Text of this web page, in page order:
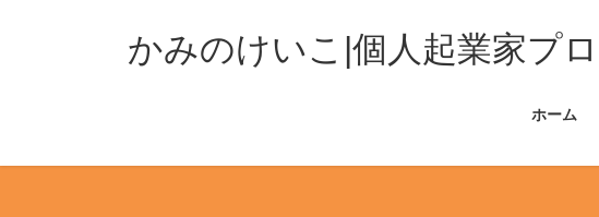
ス
ン
かみのけいこ|個人起業家プ
ホーム